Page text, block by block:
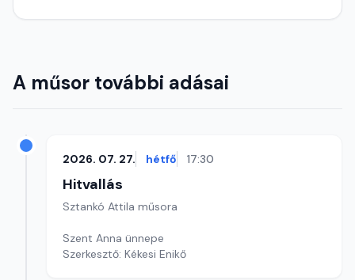
A műsor további adásai
2026. 07. 27. hétfő 17:30
Hitvallás
Sztankó Attila műsora
Szent Anna ünnepe
Szerkesztő: Kékesi Enikő